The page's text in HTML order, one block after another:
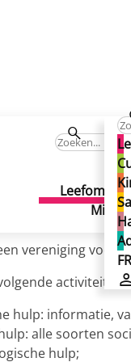
FR
Milieu
P...
29/11/2024
vereniging voor
activiteiten
hulp: informatie,
alle soorten
hulp;